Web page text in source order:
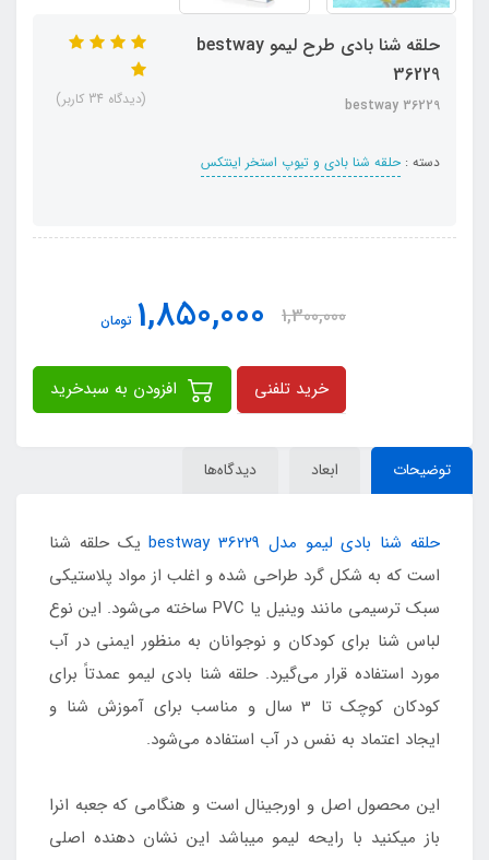
حلقه شنا بادی طرح لیمو bestway
36229
bestway 36229
دسته : حلقه شنا بادی و تیوپ استخر اینتکس
(دیدگاه 34 کاربر)
1,300,000
1,850,000 تومان
خرید تلفنی
توضیحات ابعاد دیدگاه‌ها
حلقه شنا بادی لیمو مدل bestway 36229
یک حلقه شنا
است که به شکل گرد طراحی شده و اغلب از مواد پلاستیکی
سبک ترسیمی مانند وینیل یا PVC ساخته می‌شود. این نوع
لباس شنا برای کودکان و نوجوانان به منظور ایمنی در آب
مورد استفاده قرار می‌گیرد. حلقه شنا بادی لیمو عمدتاً برای
کودکان کوچک تا 3 سال و مناسب برای آموزش شنا و
ایجاد اعتماد به نفس در آب استفاده می‌شود.
این محصول اصل و اورجینال است و هنگامی که جعبه انرا
باز میکنید با رایحه لیمو میباشد این نشان دهنده اصلی